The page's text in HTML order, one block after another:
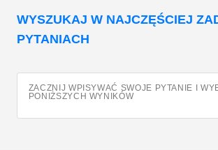
WYSZUKAJ W NAJCZĘŚCIEJ
PYTANIACH
ZACZNIJ WPISYWAĆ SWOJE PYTANIE I
PONIŻSZYCH WYNIKÓW